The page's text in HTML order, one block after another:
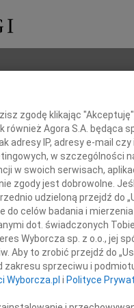
zgodę klikając
również Agora S.A. będąca
adresy IP, adresy e-mail
w szczególności
w swoich serwisach,
zgody jest dobrowolne.
udzieloną przejdź do
do celów badania i
dot. świadczonych
Wyborcza sp. z o.o., jej
Aby to zrobić przejdź do
sprzeciwu i
Wyborcza.pl i Polityce